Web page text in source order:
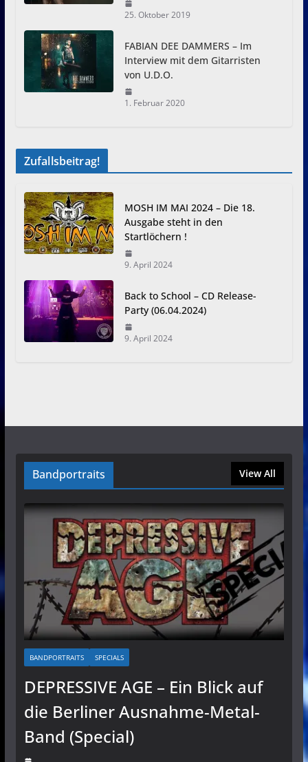
25. Oktober 2019
FABIAN DEE DAMMERS – Im
Interview mit dem Gitarristen
von U.D.O.
1. Februar 2020
Zufallsbeitrag!
MOSH IM MAI 2024 – Die 18.
Ausgabe steht in den
Startlöchern !
9. April 2024
Back to School – CD Release-
Party (06.04.2024)
9. April 2024
Bandportraits View All
BANDPORTRAITS SPECIALS
DEPRESSIVE AGE – Ein Blick auf
die Berliner Ausnahme-Metal-
Band (Special)